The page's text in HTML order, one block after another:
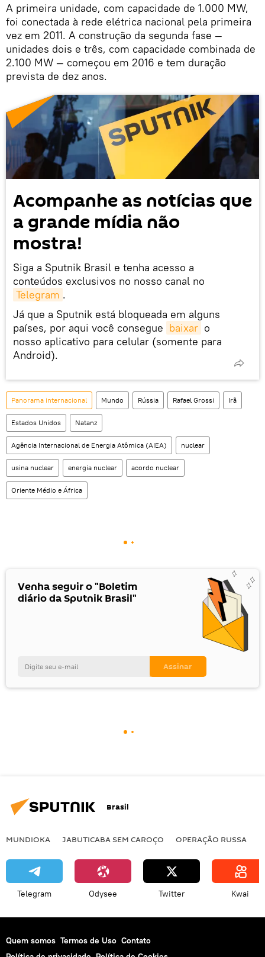
A primeira unidade, com capacidade de 1.000 MW,
foi conectada à rede elétrica nacional pela primeira
vez em 2011. A construção da segunda fase —
unidades dois e três, com capacidade combinada de
2.100 MW — começou em 2016 e tem duração
prevista de dez anos.
Acompanhe as notícias que
a grande mídia não
mostra!
Siga a Sputnik Brasil e tenha acesso a
conteúdos exclusivos no nosso canal no
Telegram .
Já que a Sputnik está bloqueada em alguns
países, por aqui você consegue baixar o
nosso aplicativo para celular (somente para
Android).
Panorama internacional Mundo Rússia Rafael Grossi Irã
Estados Unidos Natanz
Agência Internacional de Energia Atômica (AIEA) nuclear
usina nuclear energia nuclear acordo nuclear
Oriente Médio e África
Venha seguir o "Boletim
diário da Sputnik Brasil"
Brasil
MUNDIOKA JABUTICABA SEM CAROÇO OPERAÇÃO RUSSA
Telegram Odysee Twitter Kwai
Quem somos Termos de Uso Contato